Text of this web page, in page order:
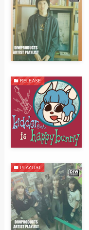
RELEASE
PLAYLIST